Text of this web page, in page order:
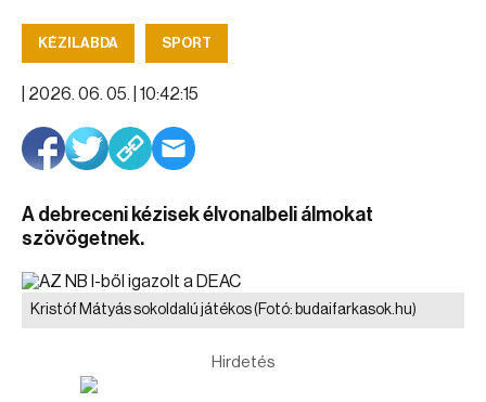
KÉZILABDA SPORT
2026. 06. 05. | 10:42:15
A debreceni kézisek élvonalbeli álmokat
szövögetnek.
Kristóf Mátyás sokoldalú játékos(Fotó: budaifarkasok.hu)
Hirdetés